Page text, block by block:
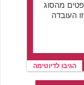
מהסוג
העובדה
הגיבו לדיוטימה